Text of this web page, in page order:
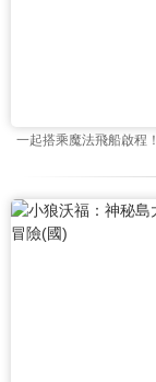
一起搭乘魔法飛船啟程！